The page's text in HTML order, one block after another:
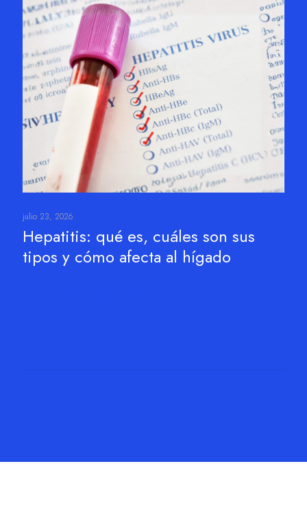
julio 23, 2026
Hepatitis: qué es, cuáles son sus
tipos y cómo afecta al hígado